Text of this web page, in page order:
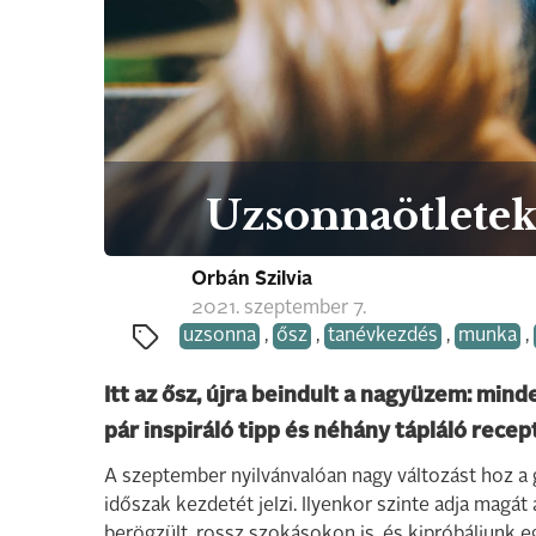
Orbán Szilvia
2021. szeptember 7.
uzsonna , ősz , tanévkezdés , munka ,
Itt az ősz, újra beindult a nagyüzem:
pár inspiráló tipp és néhány tápláló
A szeptember nyilvánvalóan nagy változást hoz
időszak kezdetét jelzi. Ilyenkor szinte adja